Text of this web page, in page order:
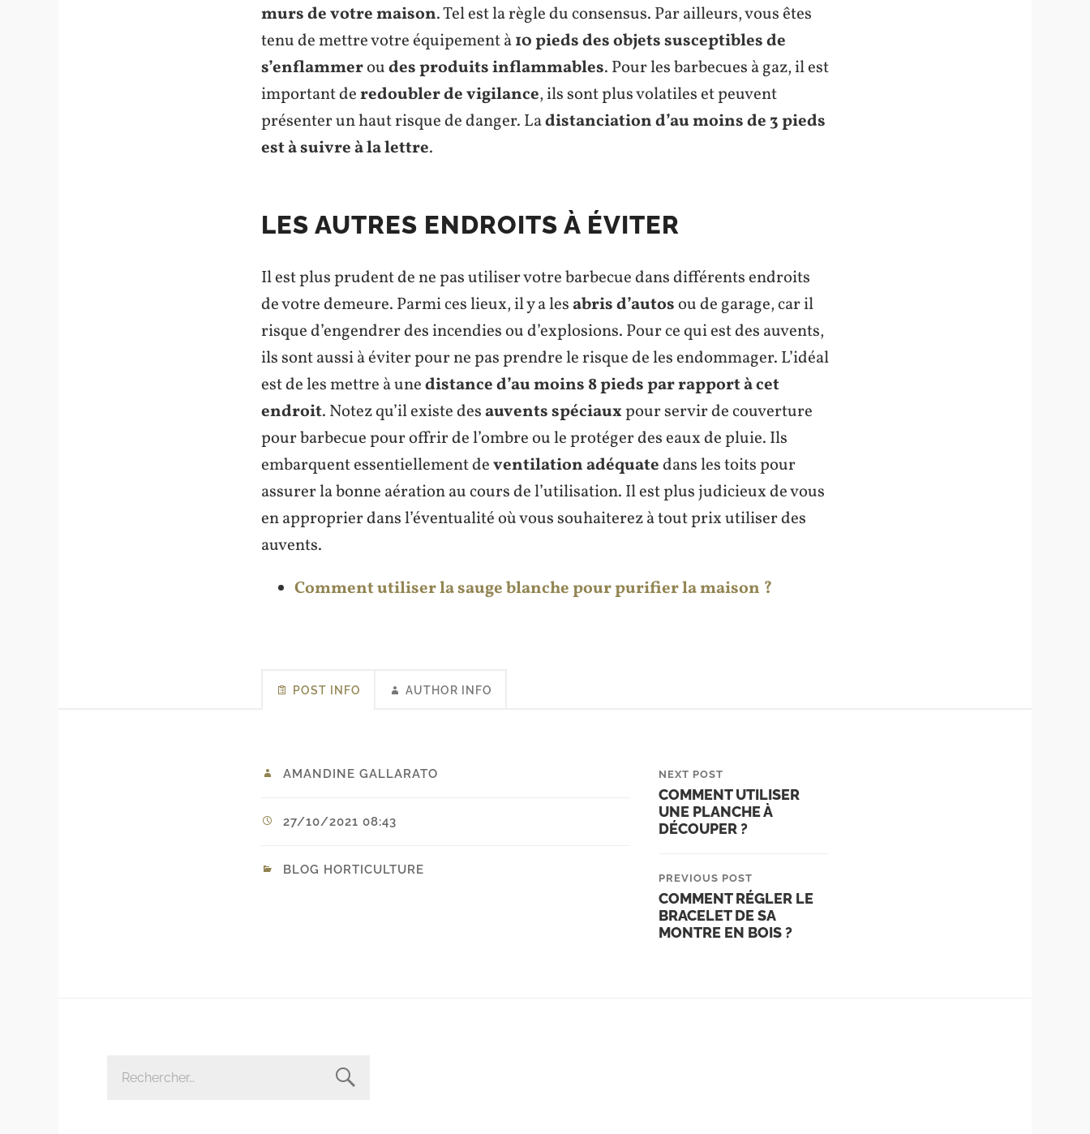
murs de votre maison. Tel est la règle du consensus. Par ailleurs, vous êtes
tenu de mettre votre équipement à10 pieds des objets susceptibles de
s’enflammeroudes produits inflammables. Pour les barbecues à gaz, il est
important deredoubler de vigilance, ils sont plus volatiles et peuvent
présenter un haut risque de danger. Ladistanciation d’au moins de 3 pieds
est à suivre à la lettre.
LES AUTRES ENDROITS À ÉVITER
Il est plus prudent de ne pas utiliser votre barbecue dans différents endroits
de votre demeure. Parmi ces lieux, il y a lesabris d’autosou de garage, car il
risque d’engendrer des incendies ou d’explosions. Pour ce qui est des auvents,
ils sont aussi à éviter pour ne pas prendre le risque de les endommager. L’idéal
est de les mettre à unedistance d’au moins 8 pieds par rapport à cet
endroit. Notez qu’il existe desauvents spéciauxpour servir de couverture
pour barbecue pour offrir de l’ombre ou le protéger des eaux de pluie. Ils
embarquent essentiellement deventilation adéquatedans les toits pour
assurer la bonne aération au cours de l’utilisation. Il est plus judicieux de vous
en approprier dans l’éventualité où vous souhaiterez à tout prix utiliser des
auvents.
Comment utiliser la sauge blanche pour purifier la maison ?
POST INFO AUTHOR INFO
AMANDINE GALLARATO
27/10/2021 08:43
BLOG HORTICULTURE
NEXT POST
COMMENT UTILISER
UNE PLANCHE À
DÉCOUPER ?
PREVIOUS POST
COMMENT RÉGLER LE
BRACELET DE SA
MONTRE EN BOIS ?